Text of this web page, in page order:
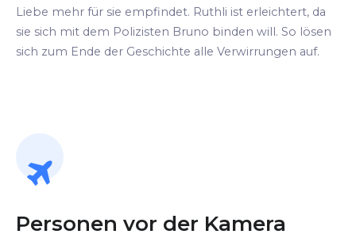
Liebe mehr für sie empfindet. Ruthli ist erleichtert, da
sie sich mit dem Polizisten Bruno binden will. So lösen
sich zum Ende der Geschichte alle Verwirrungen auf.
Personen vor der Kamera